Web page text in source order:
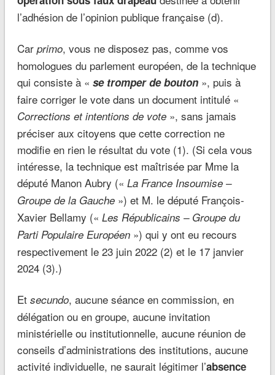
l’adhésion de l’opinion publique française (d).
Carprimo, vous ne disposez pas, comme vos
homologues du parlement européen, de la technique
qui consiste à « se tromper de bouton», puis à
faire corriger le vote dans un document intitulé «
Corrections et intentions de vote», sans jamais
préciser aux citoyens que cette correction ne
modifie en rien le résultat du vote (1). (Si cela vous
intéresse, la technique est maîtrisée par Mme la
député Manon Aubry (« La France Insoumise –
Groupe de la Gauche») et M. le député François-
Xavier Bellamy (« Les Républicains – Groupe du
Parti Populaire Européen») qui y ont eu recours
respectivement le 23 juin 2022 (2) et le 17 janvier
2024 (3).)
Et secundo, aucune séance en commission, en
délégation ou en groupe, aucune invitation
ministérielle ou institutionnelle, aucune réunion de
conseils d’administrations des institutions, aucune
activité individuelle, ne saurait légitimer l’absence